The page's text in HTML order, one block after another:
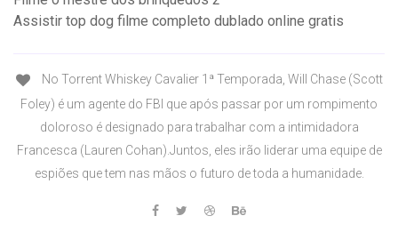
Assistir top dog filme completo dublado online gratis
No Torrent Whiskey Cavalier 1ª Temporada, Will Chase (Scott
Foley) é um agente do FBI que após passar por um rompimento
doloroso é designado para trabalhar com a intimidadora
Francesca (Lauren Cohan).Juntos, eles irão liderar uma equipe de
espiões que tem nas mãos o futuro de toda a humanidade.